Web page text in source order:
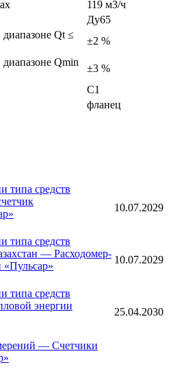
119 м3/ч
Ду65
Qt ≤
±2 %
Qmin
±3 %
C1
фланец
типа средств
10.07.2029
типа средств
— Расходомер-
«Пульсар»
10.07.2029
типа средств
энергии
25.04.2030
— Счетчики